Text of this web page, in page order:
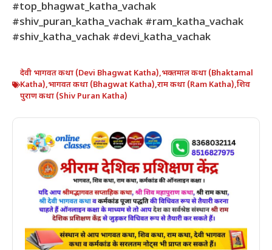
#top_bhagwat_katha_vachak
#shiv_puran_katha_vachak #ram_katha_vachak
#shiv_katha_vachak #devi_katha_vachak
देवी भागवत कथा (Devi Bhagwat Katha),भक्तमाल कथा (Bhaktamal
Katha),भागवत कथा (Bhagwat Katha),राम कथा (Ram Katha),शिव
पुराण कथा (Shiv Puran Katha)